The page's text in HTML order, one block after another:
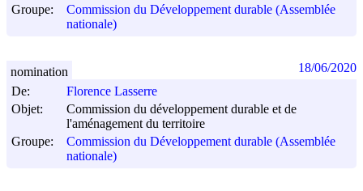
Groupe:
Commission du Développement durable (Assemblée
nationale)
De:
Florence Lasserre
Objet:
Commission du développement durable et de
l'aménagement du territoire
Groupe:
Commission du Développement durable (Assemblée
nationale)
nomination 18/06/2020